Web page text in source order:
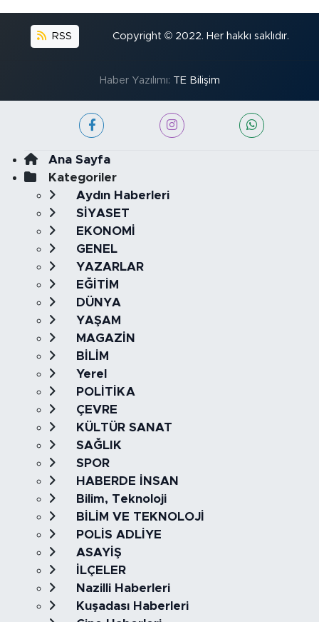
RSS Copyright © 2022. Her hakkı saklıdır.
Haber Yazılımı: TE Bilişim
Ana Sayfa
Kategoriler
Aydın Haberleri
SİYASET
EKONOMİ
GENEL
YAZARLAR
EĞİTİM
DÜNYA
YAŞAM
MAGAZİN
BİLİM
Yerel
POLİTİKA
ÇEVRE
KÜLTÜR SANAT
SAĞLIK
SPOR
HABERDE İNSAN
Bilim, Teknoloji
BİLİM VE TEKNOLOJİ
POLİS ADLİYE
ASAYİŞ
İLÇELER
Nazilli Haberleri
Kuşadası Haberleri